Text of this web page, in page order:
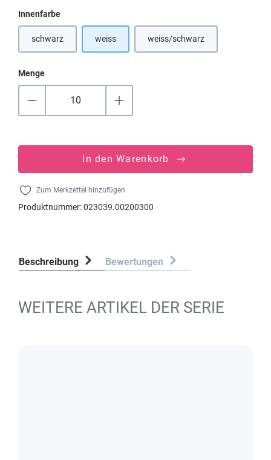
Innenfarbeauswählen
schwarz(Diese Option ist zurzeit nicht verfügbar.)
weiss weiss/schwarz(Diese Option ist zurzeit
Menge
In den Warenkorb
Zum Merkzettel hinzufügen
Produktnummer:023039.00200300
Beschreibung Bewertungen
WEITERE ARTIKEL DER SERIE